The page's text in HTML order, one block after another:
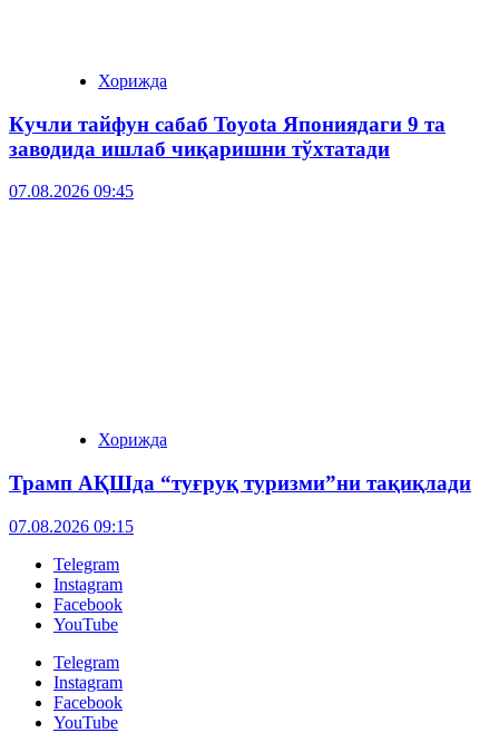
Хорижда
Кучли тайфун сабаб Toyota Япониядаги 9 та
заводида ишлаб чиқаришни тўхтатади
07.08.2026 09:45
Хорижда
Трамп АҚШда “туғруқ туризми”ни тақиқлади
07.08.2026 09:15
Telegram
Instagram
Facebook
YouTube
Telegram
Instagram
Facebook
YouTube